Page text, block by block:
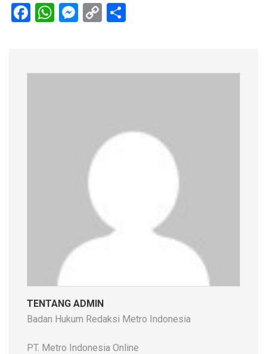
Facebook
WhatsApp
Messenger
Copy
TENTANG ADMIN
Badan Hukum Redaksi Metro Indonesia
PT. Metro Indonesia Online